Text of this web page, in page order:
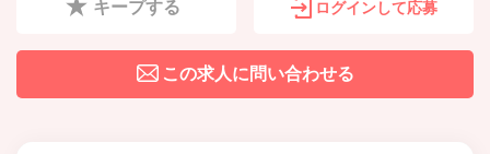
キープする ログインして応募
この求人に問い合わせる